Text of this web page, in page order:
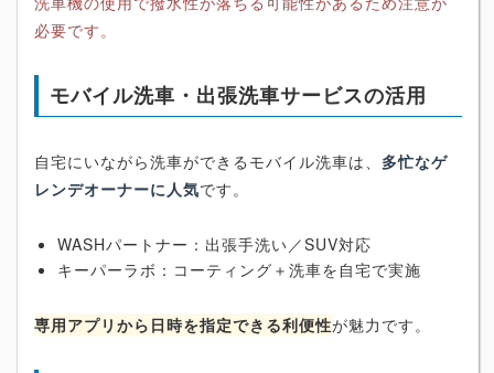
必要です。
モバイル洗車・出張洗車サービスの活用
自宅にいながら洗車ができるモバイル洗車は、 多忙なゲ
レンデオーナーに人気です。
WASHパートナー：出張手洗い／SUV対応
キーパーラボ：コーティング＋洗車を自宅で実施
専用アプリから日時を指定できる利便性が魅力です。